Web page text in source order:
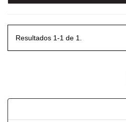
Resultados 1-1 de 1.